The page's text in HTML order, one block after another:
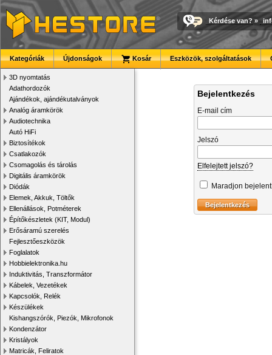
Kérdése van? »
Kategóriák Újdonságok Kosár Eszközök, szolgáltatások
3D nyomtatás
Adathordozók
Ajándékok, ajándékutalványok
Analóg áramkörök
Audiotechnika
Autó HiFi
Biztosítékok
Csatlakozók
Csomagolás és tárolás
Digitális áramkörök
Diódák
Elemek, Akkuk, Töltők
Ellenállások, Potméterek
Építőkészletek (KIT, Modul)
Erősáramú szerelés
Fejlesztőeszközök
Foglalatok
Hobbielektronika.hu
Induktivitás, Transzformátor
Kábelek, Vezetékek
Kapcsolók, Relék
Készülékek
Kishangszórók, Piezók, Mikrofonok
Kondenzátor
Kristályok
Matricák, Feliratok
Bejelentkezés
E-mail cím
Jelszó
Elfelejtett jelszó?
Maradjon